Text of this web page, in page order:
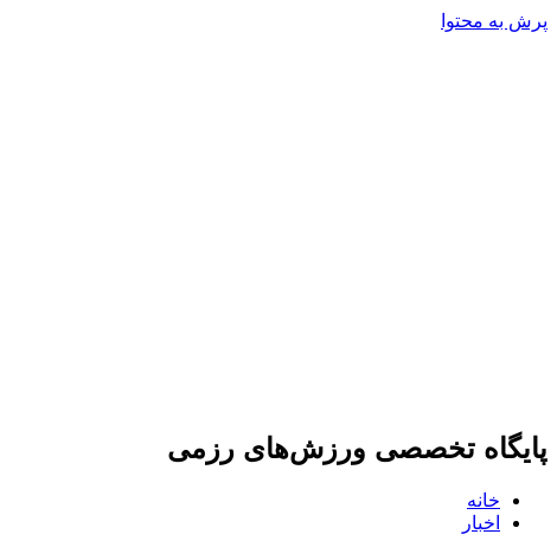
پرش به محتوا
پایگاه تخصصی ورزش‌های رزمی
خانه
اخبار